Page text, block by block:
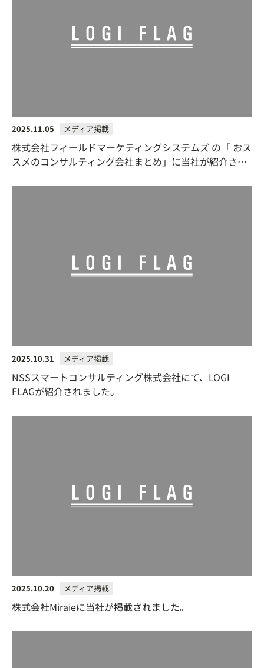
2025.11.05 メディア掲載
株式会社フィールドマーケティングシステムズ の「 おス
スメのコンサルティング会社まとめ」に当社が紹介され
2025.10.31 メディア掲載
NSSスマートコンサルティング株式会社にて、LOGI
FLAGが紹介されました。
2025.10.20 メディア掲載
株式会社Miraieに当社が掲載されました。